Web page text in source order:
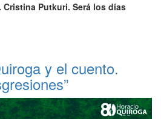
Cristina Putkuri. Será los días
y el cuento.